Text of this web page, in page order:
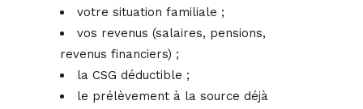
votre situation familiale ;
vos revenus (salaires, pensions,
revenus financiers) ;
la CSG déductible ;
le prélèvement à la source déjà